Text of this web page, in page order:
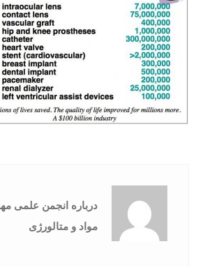
درباره انجمن علمی مهندسی
مواد و متالورژی